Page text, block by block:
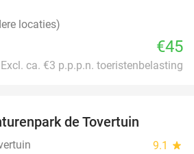
locaties)
€45
Excl. ca. €3 p.p.p.n. toeristenbelasting
de Tovertuin
9.1 star